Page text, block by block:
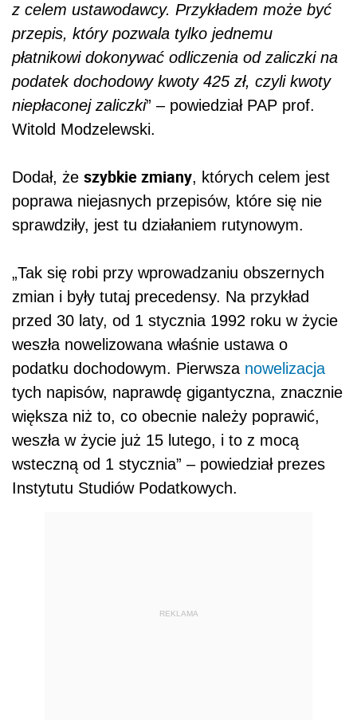
z celem ustawodawcy. Przykładem może być
przepis, który pozwala tylko jednemu
płatnikowi dokonywać odliczenia od zaliczki na
podatek dochodowy kwoty 425 zł, czyli kwoty
niepłaconej zaliczki” – powiedział PAP prof.
Witold Modzelewski.
Dodał, że szybkie zmiany, których celem jest
poprawa niejasnych przepisów, które się nie
sprawdziły, jest tu działaniem rutynowym.
„Tak się robi przy wprowadzaniu obszernych
zmian i były tutaj precedensy. Na przykład
przed 30 laty, od 1 stycznia 1992 roku w życie
weszła nowelizowana właśnie ustawa o
podatku dochodowym. Pierwsza nowelizacja
tych napisów, naprawdę gigantyczna, znacznie
większa niż to, co obecnie należy poprawić,
weszła w życie już 15 lutego, i to z mocą
wsteczną od 1 stycznia” – powiedział prezes
Instytutu Studiów Podatkowych.
REKLAMA